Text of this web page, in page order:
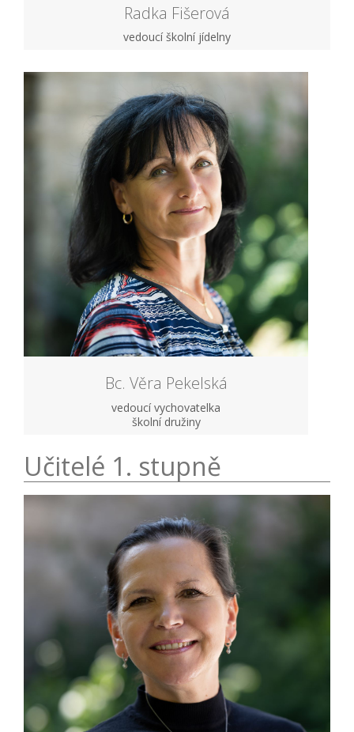
Radka Fišerová
vedoucí školní jídelny
Bc. Věra Pekelská
vedoucí vychovatelka
školní družiny
Učitelé 1. stupně